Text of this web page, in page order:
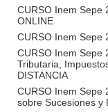
CURSO Inem Sepe
ONLINE
CURSO Inem Sepe
CURSO Inem Sepe
Tributaria,
DISTANCIA
CURSO Inem Sepe
sobre Sucesiones y